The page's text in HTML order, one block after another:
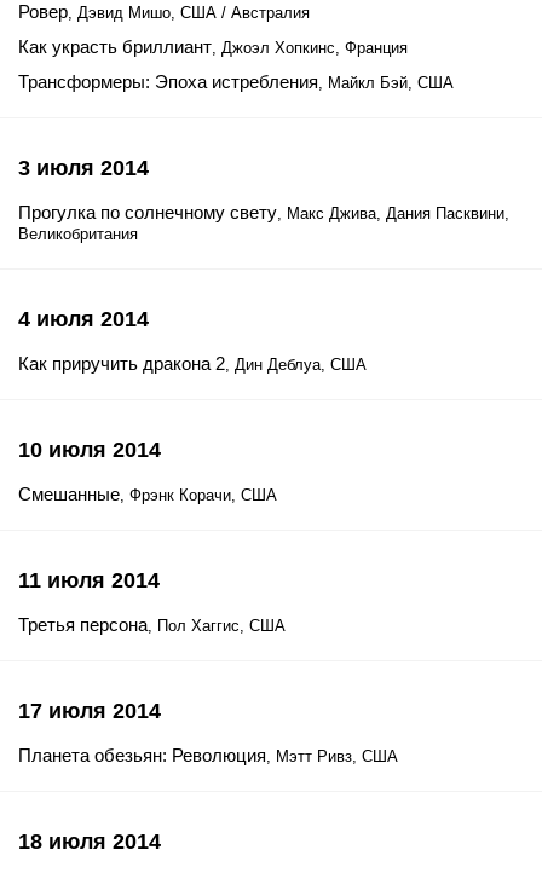
Ровер, Дэвид Мишо, США / Австралия
Как украсть бриллиант, Джоэл Хопкинс, Франция
Трансформеры: Эпоха истребления, Майкл Бэй, США
3 июля 2014
Прогулка по солнечному свету, Макс Джива, Дания Пасквини,
Великобритания
4 июля 2014
Как приручить дракона 2, Дин Деблуа, США
10 июля 2014
Смешанные, Фрэнк Корачи, США
11 июля 2014
Третья персона, Пол Хаггис, США
17 июля 2014
Планета обезьян: Революция, Мэтт Ривз, США
18 июля 2014